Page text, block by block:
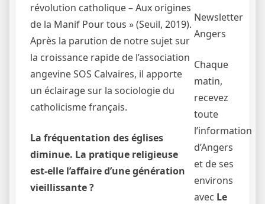
Newsletter
Angers
Chaque
matin,
recevez
toute
l’information
d’Angers
et de ses
environs
avec Le
révolution catholique – Aux origines
de la Manif Pour tous » (Seuil, 2019).
Après la parution de notre sujet sur
la croissance rapide de l’association
angevine SOS Calvaires, il apporte
un éclairage sur la sociologie du
catholicisme français.
La fréquentation des églises
diminue. La pratique religieuse
est-elle l’affaire d’une génération
vieillissante ?